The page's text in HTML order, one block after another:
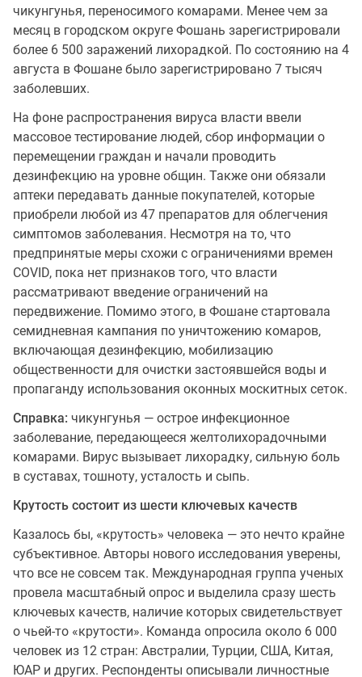
чикунгунья, переносимого комарами. Менее чем за
месяц в городском округе Фошань зарегистрировали
более 6 500 заражений лихорадкой. По состоянию на 4
августа в Фошане было зарегистрировано 7 тысяч
заболевших.
На фоне распространения вируса власти ввели
массовое тестирование людей, сбор информации о
перемещении граждан и начали проводить
дезинфекцию на уровне общин. Также они обязали
аптеки передавать данные покупателей, которые
приобрели любой из 47 препаратов для облегчения
симптомов заболевания. Несмотря на то, что
предпринятые меры схожи с ограничениями времен
COVID, пока нет признаков того, что власти
рассматривают введение ограничений на
передвижение. Помимо этого, в Фошане стартовала
семидневная кампания по уничтожению комаров,
включающая дезинфекцию, мобилизацию
общественности для очистки застоявшейся воды и
пропаганду использования оконных москитных сеток.
Справка: чикунгунья — острое инфекционное
заболевание, передающееся желтолихорадочными
комарами. Вирус вызывает лихорадку, сильную боль
в суставах, тошноту, усталость и сыпь.
Крутость состоит из шести ключевых качеств
Казалось бы, «крутость» человека — это нечто крайне
субъективное. Авторы нового исследования уверены,
что все не совсем так. Международная группа ученых
провела масштабный опрос и выделила сразу шесть
ключевых качеств, наличие которых свидетельствует
о чьей-то «крутости». Команда опросила около 6 000
человек из 12 стран: Австралии, Турции, США, Китая,
ЮАР и других. Респонденты описывали личностные